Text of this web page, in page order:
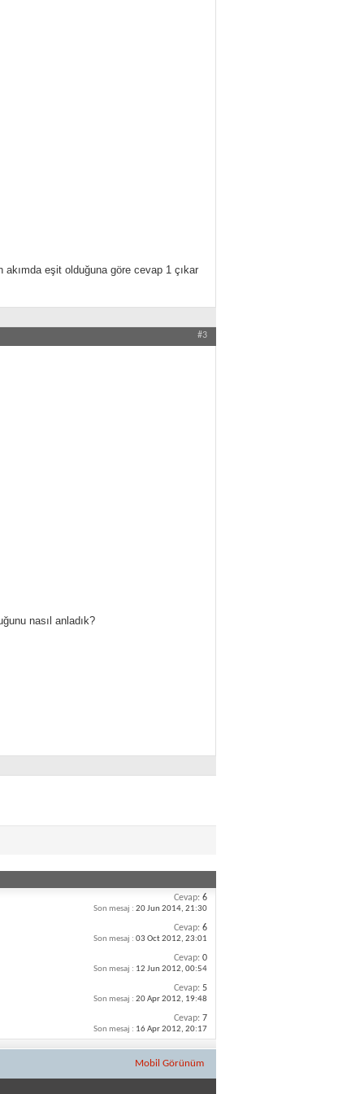
eşit olduğuna göre cevap 1 çıkar
#3
nasıl anladık?
Cevap: 6
Son mesaj : 20 Jun 2014, 21:30
Cevap: 6
Son mesaj : 03 Oct 2012, 23:01
Cevap: 0
Son mesaj : 12 Jun 2012, 00:54
Cevap: 5
Son mesaj : 20 Apr 2012, 19:48
Cevap: 7
Son mesaj : 16 Apr 2012, 20:17
Mobil Görünüm